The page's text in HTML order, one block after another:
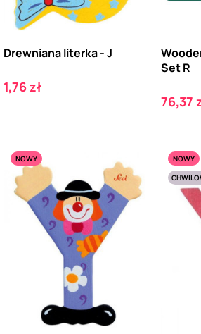
Drewniana literka - J
Cena
1,76 zł
Set R
Cena
76,37
NOWY
NOWY